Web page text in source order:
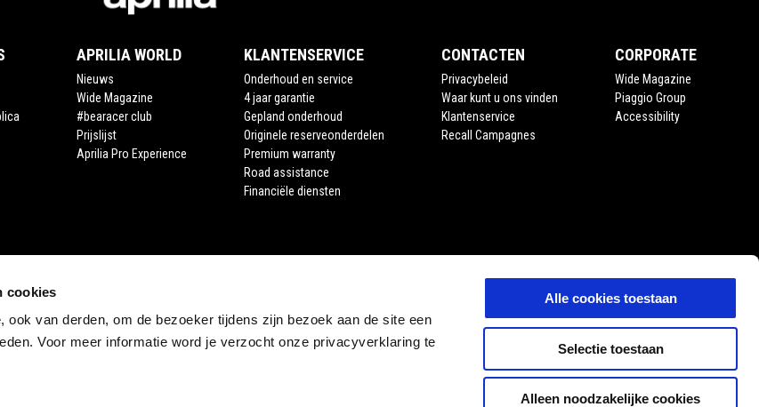
cookies
ook van derden, om de bezoeker tijdens zijn bezoek aan de site een
Voor meer informatie word je verzocht onze privacyverklaring te
Alle cookies toestaan
Selectie toestaan
Alleen noodzakelijke cookies
APRILIA WORLD
Nieuws
Wide Magazine
#bearacer club
Prijslijst
Aprilia Pro Experience
KLANTENSERVICE
Onderhoud en service
4 jaar garantie
Gepland onderhoud
Originele reserveonderdelen
Premium warranty
Road assistance
Financiële diensten
CONTACTEN
Privacybeleid
Waar kunt u ons vinden
Klantenservice
Recall Campagnes
CORPORATE
Wide Magazine
Piaggio Group
Accessibility